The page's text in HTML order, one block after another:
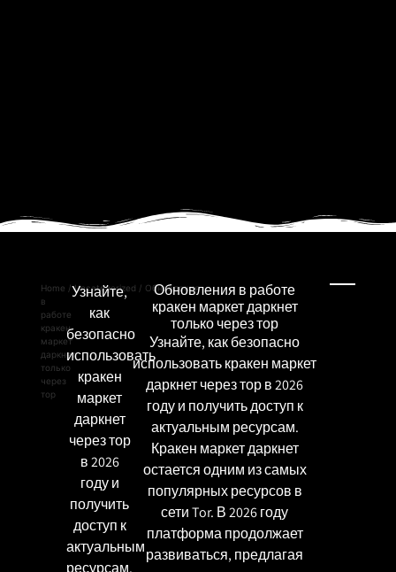
Home /Uncategorized / Обновления
в
работе
кракен
маркет
даркнет
только
через
тор
Узнайте,
как
безопасно
использовать
кракен
маркет
даркнет
через тор
в 2026
году и
получить
доступ к
актуальным
ресурсам.
Обновления в работе
кракен маркет даркнет
только через тор
Узнайте, как безопасно
использовать кракен маркет
даркнет через тор в 2026
году и получить доступ к
актуальным ресурсам.
Кракен маркет даркнет
остается одним из самых
популярных ресурсов в
сети Tor. В 2026 году
платформа продолжает
развиваться, предлагая